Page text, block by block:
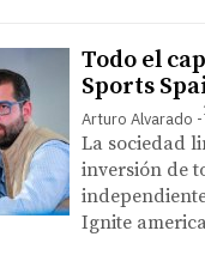
Todo el
Sports
Arturo Alvarado
La sociedad
inversión de
Ignite